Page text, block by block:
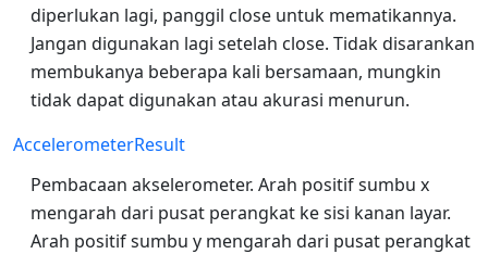
diperlukan lagi, panggil close untuk mematikannya.
Jangan digunakan lagi setelah close. Tidak disarankan
membukanya beberapa kali bersamaan, mungkin
tidak dapat digunakan atau akurasi menurun.
AccelerometerResult
Pembacaan akselerometer. Arah positif sumbu x
mengarah dari pusat perangkat ke sisi kanan layar.
Arah positif sumbu y mengarah dari pusat perangkat